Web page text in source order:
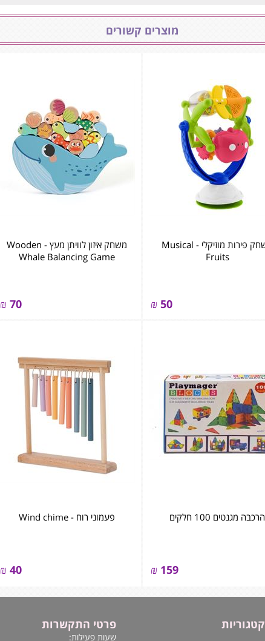
מוצרים קשורים
משחק פירות מוזיקלי - Musical
Fruits
50
₪
משחק איזון לוויתן מעץ - ‏‏‏‏Wooden
Whale Balancing Game
70
₪
הרכבה מגנטים 100 חלקים
159
₪
פעמוני רוח - ‏‏‏‏Wind chime
40
₪
קטגוריות פרטי התקשרות
שעות פעילות: